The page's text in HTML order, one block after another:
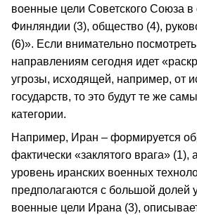
военные цели Советского Союза
Финляндии (3), общество (4),
(6)». Если внимательно
направлениям сегодня идет
угрозы, исходящей, например, от
государств, то это будут те же
категории.
Например, Иран – формируется
фактически «заклятого врага» (1),
уровень иранских военных
предполагаются с большой долей
военные цели Ирана (3),